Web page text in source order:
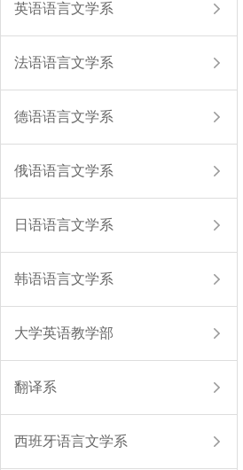
英语语言文学系
法语语言文学系
德语语言文学系
俄语语言文学系
日语语言文学系
韩语语言文学系
大学英语教学部
翻译系
西班牙语言文学系